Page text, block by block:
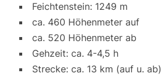
Feichtenstein: 1249 m
ca. 460 Höhenmeter auf
ca. 520 Höhenmeter ab
Gehzeit: ca. 4-4,5 h
Strecke: ca. 13 km (auf u. ab)